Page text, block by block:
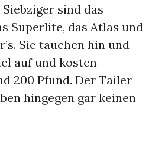
sind das
Superlite, das Atlas und
Sie tauchen hin und
auf und kosten
200 Pfund. Der Tailer
hingegen gar keinen